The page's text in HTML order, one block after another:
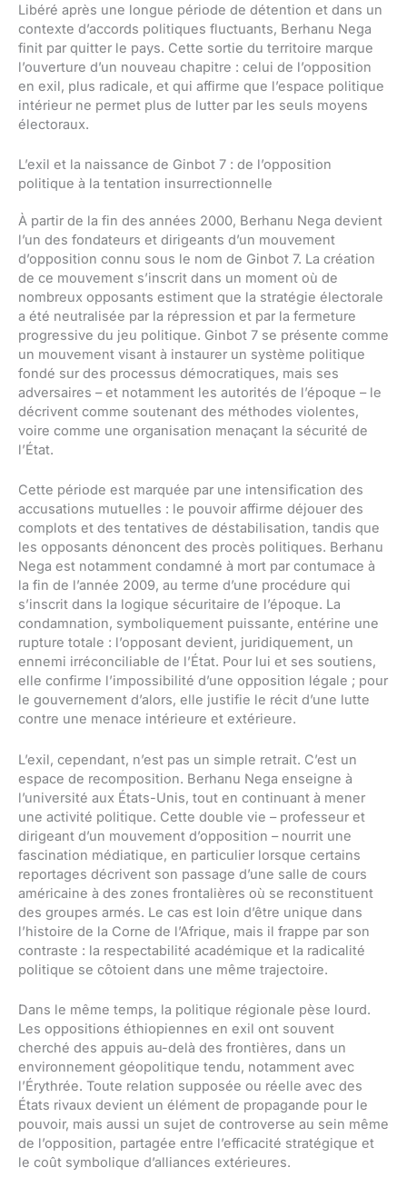
Libéré après une longue période de détention et dans un
contexte d’accords politiques fluctuants, Berhanu Nega
finit par quitter le pays. Cette sortie du territoire marque
l’ouverture d’un nouveau chapitre : celui de l’opposition
en exil, plus radicale, et qui affirme que l’espace politique
intérieur ne permet plus de lutter par les seuls moyens
électoraux.
L’exil et la naissance de Ginbot 7 : de l’opposition
politique à la tentation insurrectionnelle
À partir de la fin des années 2000, Berhanu Nega devient
l’un des fondateurs et dirigeants d’un mouvement
d’opposition connu sous le nom de Ginbot 7. La création
de ce mouvement s’inscrit dans un moment où de
nombreux opposants estiment que la stratégie électorale
a été neutralisée par la répression et par la fermeture
progressive du jeu politique. Ginbot 7 se présente comme
un mouvement visant à instaurer un système politique
fondé sur des processus démocratiques, mais ses
adversaires – et notamment les autorités de l’époque – le
décrivent comme soutenant des méthodes violentes,
voire comme une organisation menaçant la sécurité de
l’État.
Cette période est marquée par une intensification des
accusations mutuelles : le pouvoir affirme déjouer des
complots et des tentatives de déstabilisation, tandis que
les opposants dénoncent des procès politiques. Berhanu
Nega est notamment condamné à mort par contumace à
la fin de l’année 2009, au terme d’une procédure qui
s’inscrit dans la logique sécuritaire de l’époque. La
condamnation, symboliquement puissante, entérine une
rupture totale : l’opposant devient, juridiquement, un
ennemi irréconciliable de l’État. Pour lui et ses soutiens,
elle confirme l’impossibilité d’une opposition légale ; pour
le gouvernement d’alors, elle justifie le récit d’une lutte
contre une menace intérieure et extérieure.
L’exil, cependant, n’est pas un simple retrait. C’est un
espace de recomposition. Berhanu Nega enseigne à
l’université aux États-Unis, tout en continuant à mener
une activité politique. Cette double vie – professeur et
dirigeant d’un mouvement d’opposition – nourrit une
fascination médiatique, en particulier lorsque certains
reportages décrivent son passage d’une salle de cours
américaine à des zones frontalières où se reconstituent
des groupes armés. Le cas est loin d’être unique dans
l’histoire de la Corne de l’Afrique, mais il frappe par son
contraste : la respectabilité académique et la radicalité
politique se côtoient dans une même trajectoire.
Dans le même temps, la politique régionale pèse lourd.
Les oppositions éthiopiennes en exil ont souvent
cherché des appuis au-delà des frontières, dans un
environnement géopolitique tendu, notamment avec
l’Érythrée. Toute relation supposée ou réelle avec des
États rivaux devient un élément de propagande pour le
pouvoir, mais aussi un sujet de controverse au sein même
de l’opposition, partagée entre l’efficacité stratégique et
le coût symbolique d’alliances extérieures.